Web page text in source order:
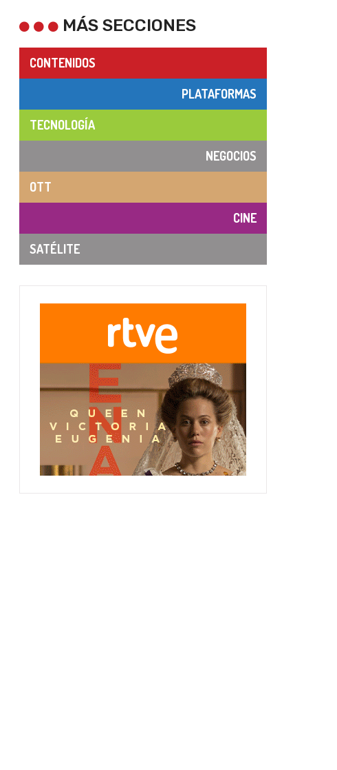
MÁS SECCIONES
CONTENIDOS
PLATAFORMAS
TECNOLOGÍA
NEGOCIOS
OTT
CINE
SATÉLITE